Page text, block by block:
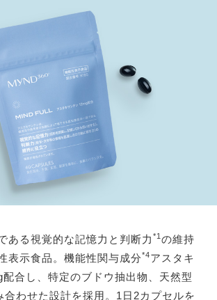
ある視覚的な記憶力と判断力 *1の維持
表示食品。機能性関与成分*4アスタキ
合し、特定のブドウ抽出物、天然型
合わせた設計を採用。1日2カプセルを